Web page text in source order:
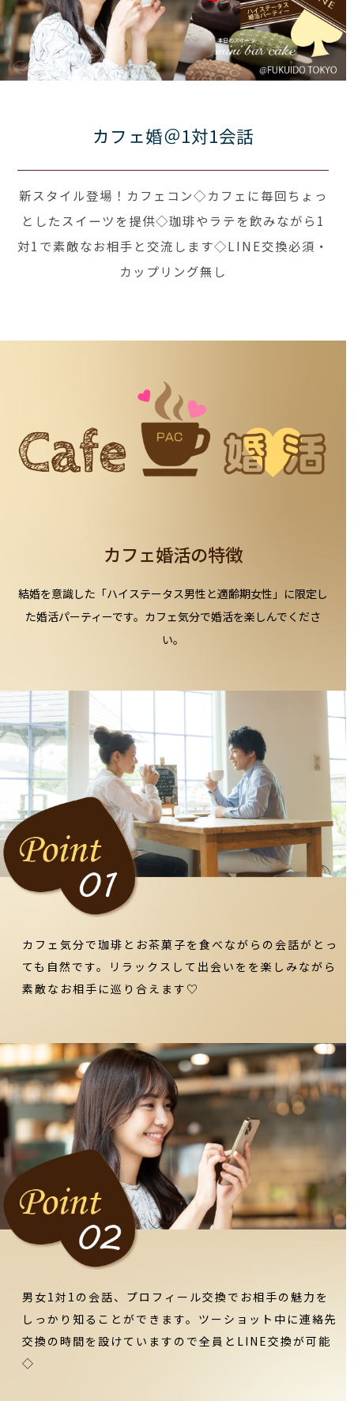
カフェ婚＠1対1会話
新スタイル登場！カフェコン◇カフェに毎回ちょっ
としたスイーツを提供◇珈琲やラテを飲みながら1
対1で素敵なお相手と交流します◇LINE交換必須・
カップリング無し
カフェ婚活の特徴
結婚を意識した「ハイステータス男性と適齢期女性」に限定し
た婚活パーティーです。カフェ気分で婚活を楽しんでくださ
い。
カフェ気分で珈琲とお茶菓子を食べながらの会話がとっ
ても自然です。リラックスして出会いをを楽しみながら
素敵なお相手に巡り合えます♡
男女1対1の会話、プロフィール交換でお相手の魅力を
しっかり知ることができます。ツーショット中に連絡先
交換の時間を設けていますので全員とLINE交換が可能
◇